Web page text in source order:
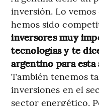
inversión. Lo
hemos sido
inversores muy
tecnologías y te
argentino para esta
También tenemos
inversiones en el
sector energético.